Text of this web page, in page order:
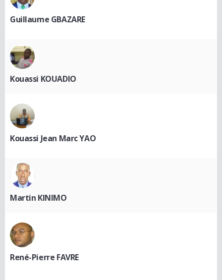
Guillaume GBAZARE
Kouassi KOUADIO
Kouassi Jean Marc YAO
Martin KINIMO
René-Pierre FAVRE